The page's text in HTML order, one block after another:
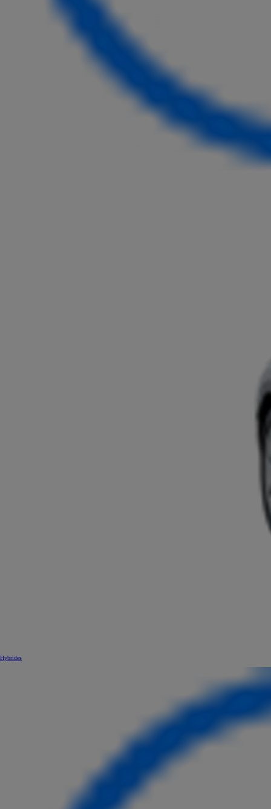
Hybrides